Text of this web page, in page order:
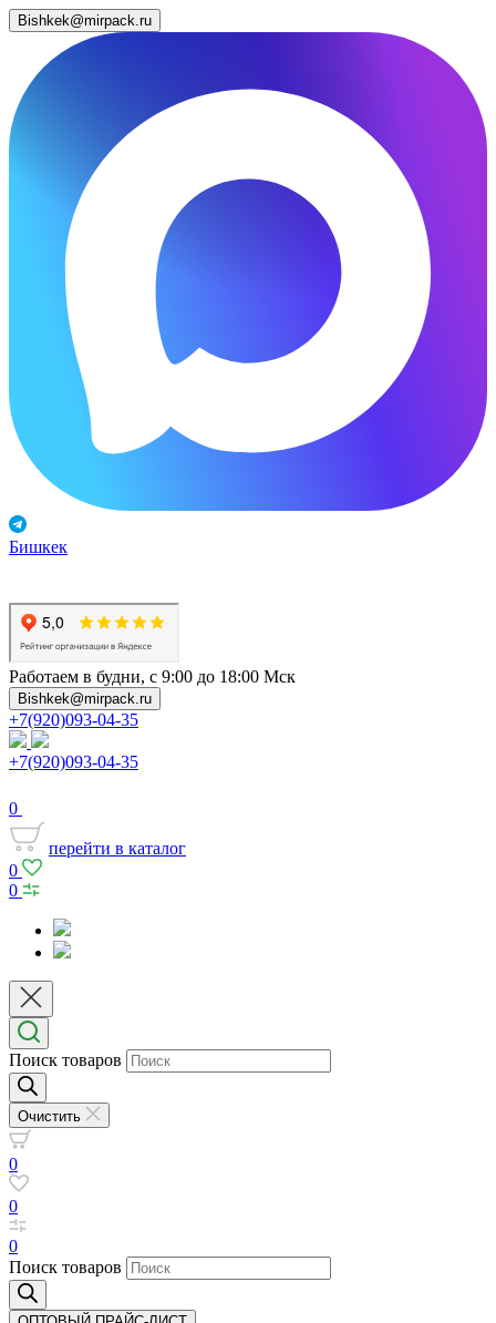
Bishkek@mirpack.ru
Бишкек
Работаем в будни, с 9:00 до 18:00 Мск
Bishkek@mirpack.ru
+7(920)093-04-35
+7(920)093-04-35
0
перейти в каталог
0
0
Поиск товаров
Очистить
0
0
0
Поиск товаров